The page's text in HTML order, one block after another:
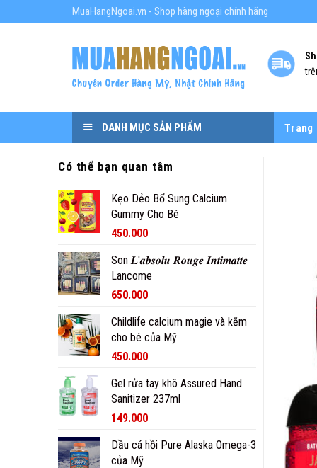
MuaHangNgoai.vn - Shop hàng ngoại chính hãng
DANH MỤC SẢN PHẨM Trang
Có thể bạn quan tâm
Kẹo Dẻo Bổ Sung Calcium
Gummy Cho Bé
450.000
Son 𝑳'𝒂𝒃𝒔𝒐𝒍𝒖 𝑹𝒐𝒖𝒈𝒆 𝑰𝒏𝒕𝒊𝒎𝒂𝒕𝒕𝒆
Lancome
650.000
Childlife calcium magie và kẽm
cho bé của Mỹ
450.000
Gel rửa tay khô Assured Hand
Sanitizer 237ml
149.000
Dầu cá hồi Pure Alaska Omega-3
của Mỹ